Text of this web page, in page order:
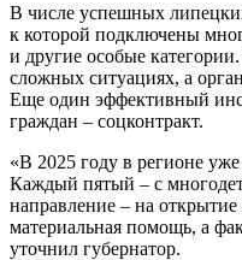
В числе успешных
к которой подключены
и другие особые
сложных ситуациях, а
Еще один эффективный
граждан – соцконтракт.
«В 2025 году в регионе
Каждый пятый – с
направление – на открытие
материальная помощь, а
уточнил губернатор.